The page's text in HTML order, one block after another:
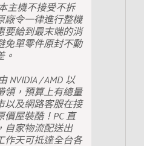
主機不接受不拆
廠令一律進行整機
要給到最末端的消
免單零件原封不動
。
NVIDIA / AMD 以
領，預算上有總量
以及網路客服在接
價屋裝酷！PC 直
自家物流配送出
作天可抵達全台各